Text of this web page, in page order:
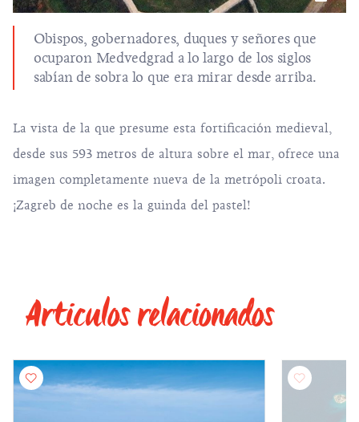
Obispos, gobernadores, duques y señores que
ocuparon Medvedgrad a lo largo de los siglos
sabían de sobra lo que era mirar desde arriba.
La vista de la que presume esta fortificación medieval,
desde sus 593 metros de altura sobre el mar, ofrece una
imagen completamente nueva de la metrópoli croata.
¡Zagreb de noche es la guinda del pastel!
Articulos relacionados